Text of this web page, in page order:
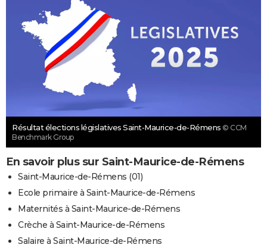
Résultat élections législatives Saint-Maurice-de-Rémens © CCM
Benchmark Group
En savoir plus sur Saint-Maurice-de-Rémens
Saint-Maurice-de-Rémens (01)
Ecole primaire à Saint-Maurice-de-Rémens
Maternités à Saint-Maurice-de-Rémens
Crèche à Saint-Maurice-de-Rémens
Salaire à Saint-Maurice-de-Rémens